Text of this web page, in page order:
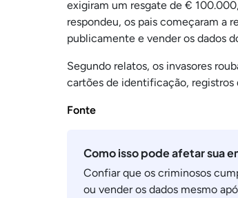
exigiram um resgate de €
respondeu, os pais começaram a
publicamente e vender os dados
Segundo relatos, os invasores
cartões de identificação, registros
Fonte
Como isso pode afetar sua
Confiar que os criminosos
ou vender os dados mesmo